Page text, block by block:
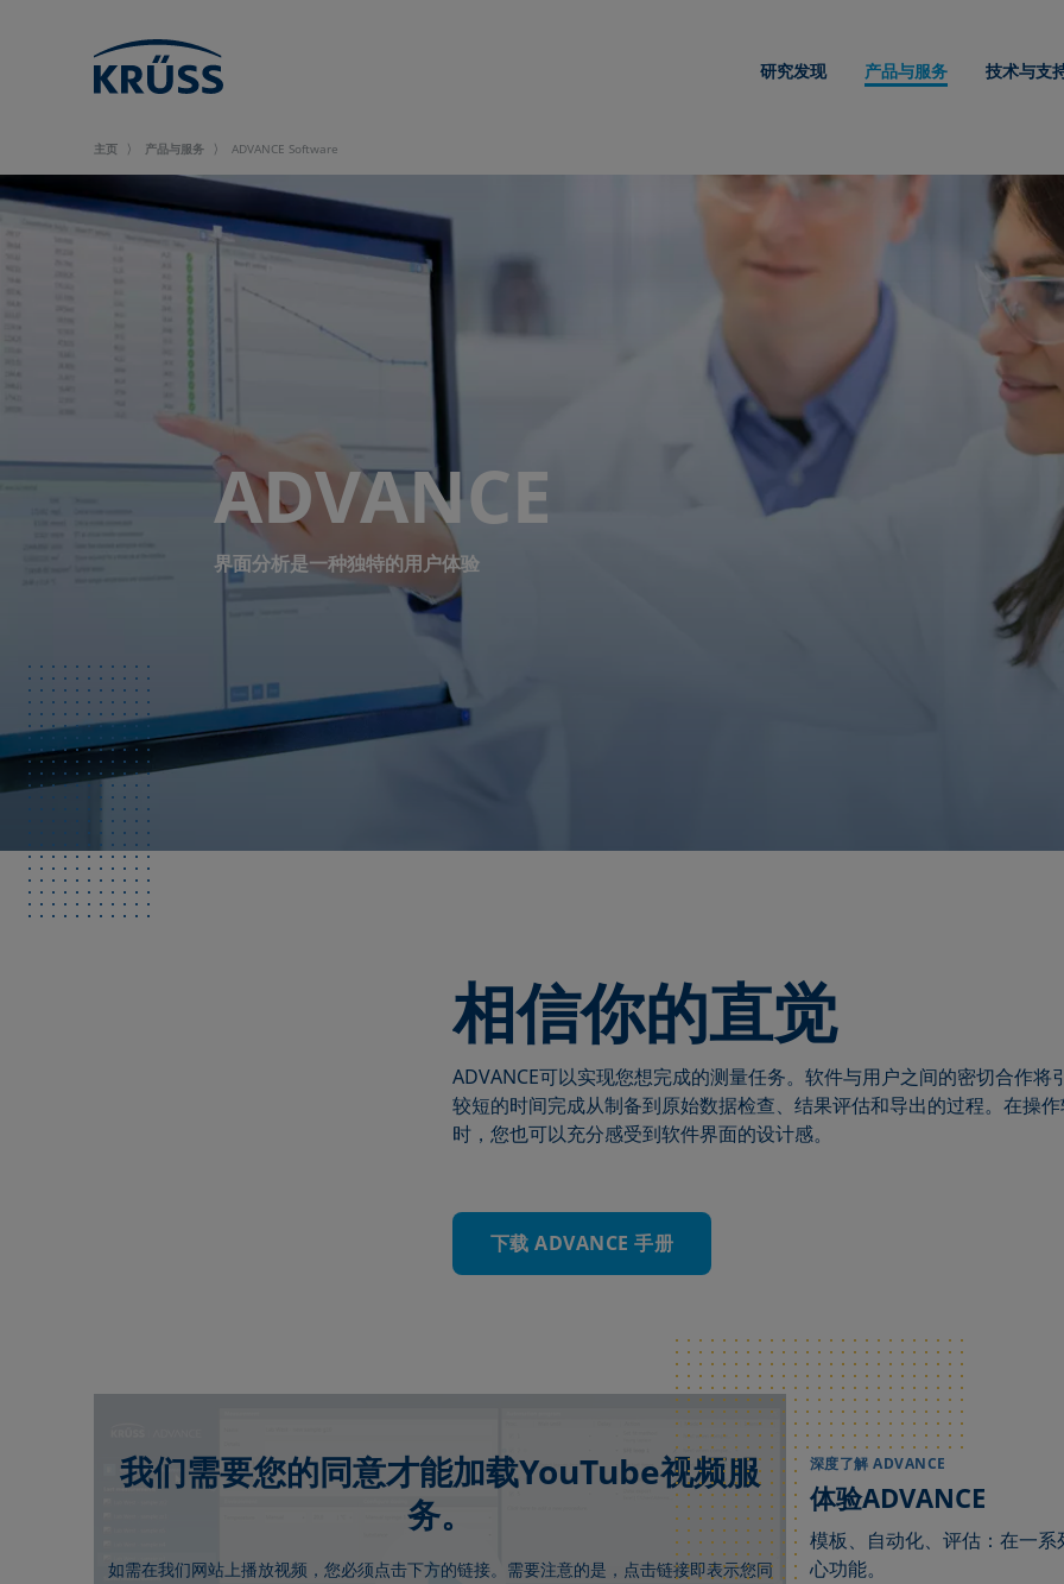
研究发现 产品与服务 技术与支
主页 产品与服务 ADVANCE Software
ADVANCE
界面分析是一种独特的用户体验
相信你的直觉
ADVANCE可以实现您想完成的测量任务。软件与用户之间的密切合作将
较短的时间完成从制备到原始数据检查、结果评估和导出的过程。在操
时，您也可以充分感受到软件界面的设计感。
下载 ADVANCE 手册
我们需要您的同意才能加载YouTube视频服
务。
如需在我们网站上播放视频，您必须点击下方的链接。需要注意的是，点击链接即表示您同
深度了解 ADVANCE
体验ADVANCE
模板、自动化、评估：在一
心功能。